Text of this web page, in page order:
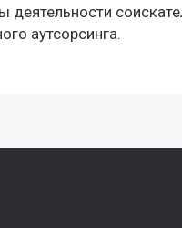
аутсорсинга.